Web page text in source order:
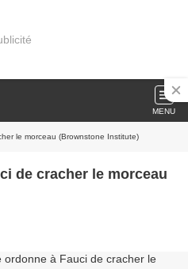
MENU
le morceau (Brownstone Institute)
de cracher le morceau